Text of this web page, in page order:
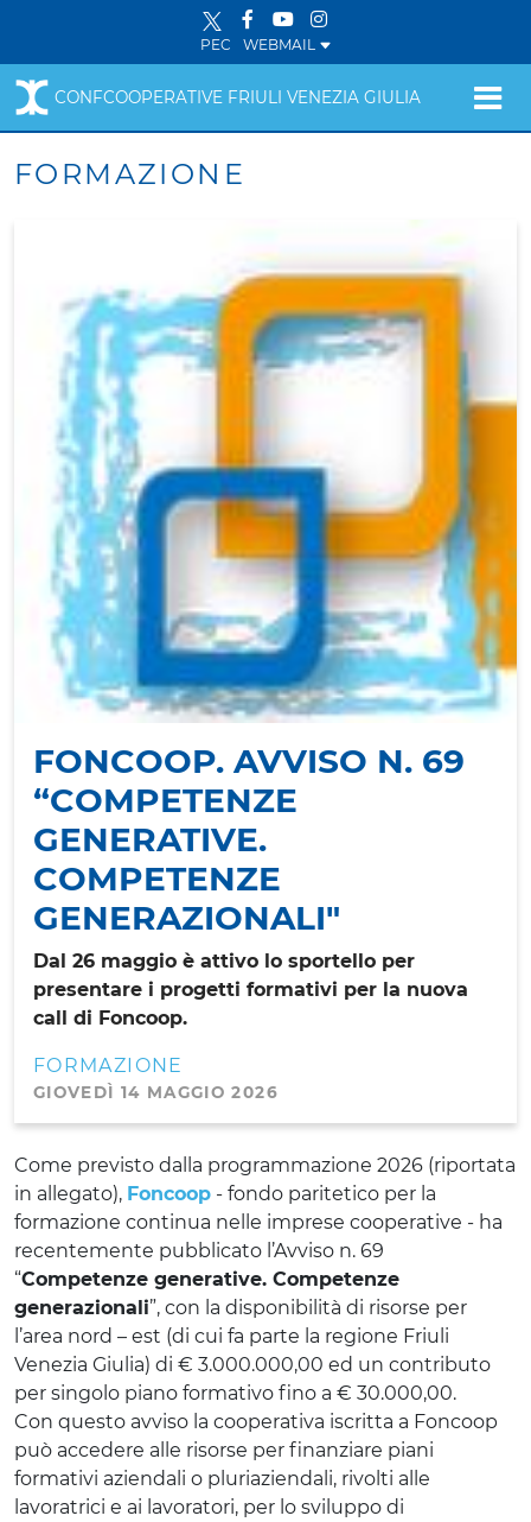
PEC WEBMAIL
CONFCOOPERATIVE FRIULI VENEZIA GIULIA
FORMAZIONE
FONCOOP. AVVISO N. 69
“COMPETENZE
GENERATIVE.
COMPETENZE
GENERAZIONALI"
Dal 26 maggio è attivo lo sportello per
presentare i progetti formativi per la nuova
call di Foncoop.
FORMAZIONE
GIOVEDÌ 14 MAGGIO 2026
Come previsto dalla programmazione 2026 (riportata
in allegato), Foncoop - fondo paritetico per la
formazione continua nelle imprese cooperative - ha
recentemente pubblicato l’Avviso n. 69
“Competenze generative. Competenze
generazionali”, con la disponibilità di risorse per
l’area nord – est (di cui fa parte la regione Friuli
Venezia Giulia) di € 3.000.000,00 ed un contributo
per singolo piano formativo fino a € 30.000,00.
Con questo avviso la cooperativa iscritta a Foncoop
può accedere alle risorse per finanziare piani
formativi aziendali o pluriaziendali, rivolti alle
lavoratrici e ai lavoratori, per lo sviluppo di